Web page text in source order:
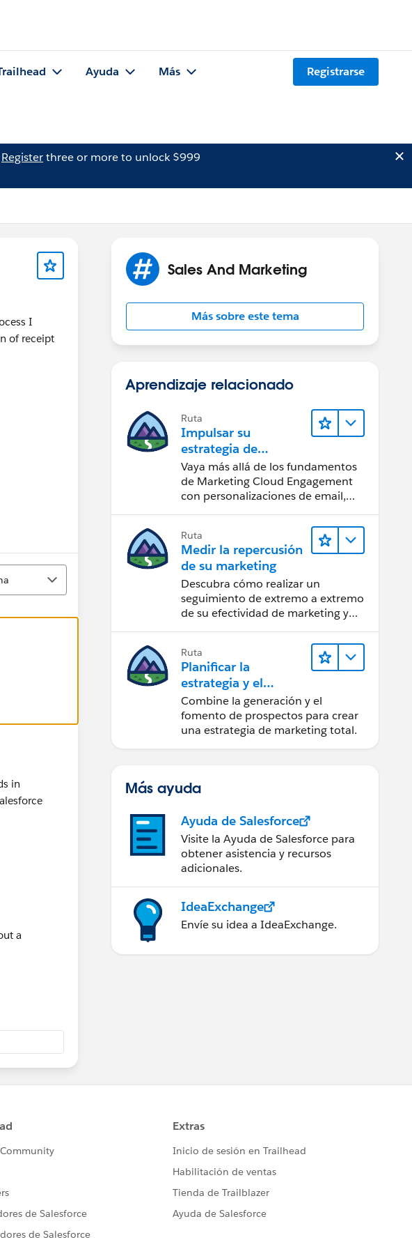
Ayuda Más Registrarse
Registerthree or more to unlock $999
I
of receipt
in
a
Sales And Marketing
Más sobre este tema
Aprendizaje relacionado
Ruta
Impulsar su
estrategia de
marketing
Vaya más allá de los fundamentos
de Marketing Cloud Engagement
con personalizaciones de email,
Ruta
Medir la repercusión
de su marketing
Descubra cómo realizar un
seguimiento de extremo a extremo
de su efectividad de marketing y
Ruta
Planificar la
estrategia y el
contenido de
marketing con
Marketing Cloud
Account
Combine la generación y el
fomento de prospectos para crear
una estrategia de marketing total.
Más ayuda
Ayuda de Salesforce
Visite la Ayuda de Salesforce para
obtener asistencia y recursos
adicionales.
IdeaExchange
Envíe su idea a IdeaExchange.